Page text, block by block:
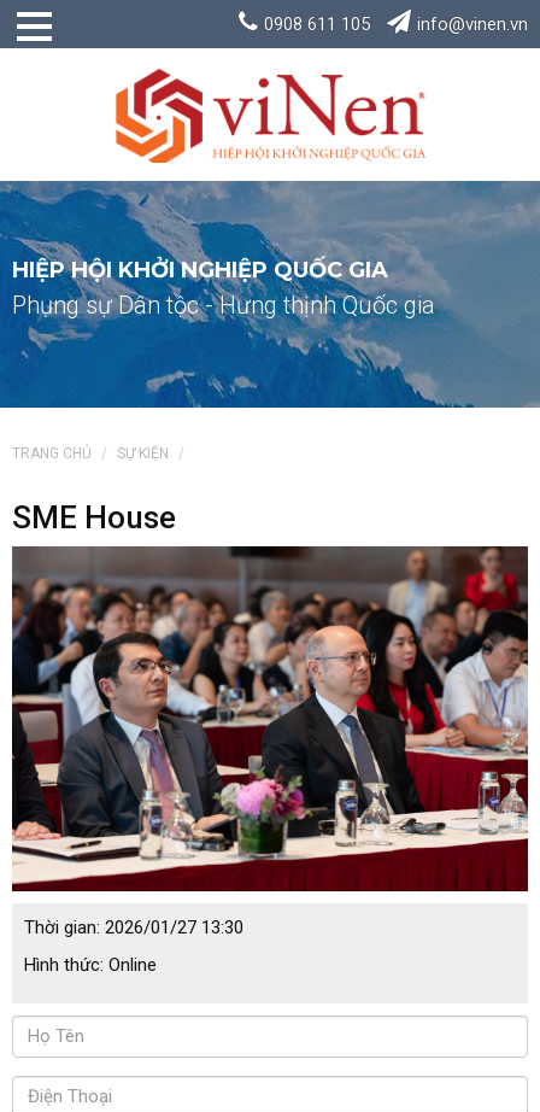
0908 611 105 info@vinen.vn
HIỆP HỘI KHỞI NGHIỆP QUỐC GIA
Phụng sự Dân tộc - Hưng thịnh Quốc gia
TRANG CHỦ SỰ KIỆN
SME House
Thời gian: 2026/01/27 13:30
Hình thức: Online